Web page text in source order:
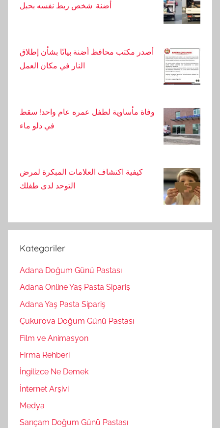
أضنة: شخص ربط نفسه بحبل
أصدر مكتب محافظ أضنة بيانًا بشأن إطلاق
النار في مكان العمل
وفاة مأساوية لطفل عمره عام واحد! سقط
في دلو ماء
كيفية اكتشاف العلامات المبكرة لمرض
التوحد لدى طفلك
Kategoriler
Adana Doğum Günü Pastası
Adana Online Yaş Pasta Sipariş
Adana Yaş Pasta Sipariş
Çukurova Doğum Günü Pastası
Film ve Animasyon
Firma Rehberi
İngilizce Ne Demek
İnternet Arşivi
Medya
Sarıçam Doğum Günü Pastası